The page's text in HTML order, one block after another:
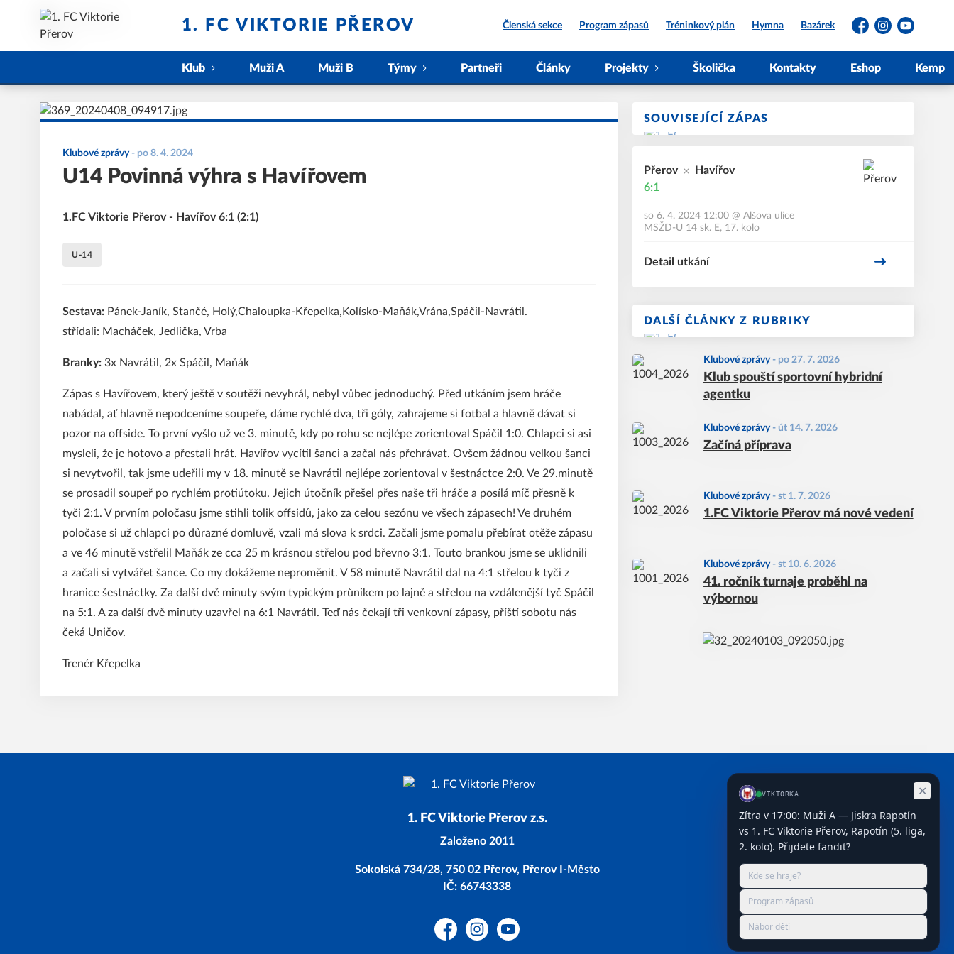
1. FC VIKTORIE PŘEROV Členská sekce Program zápasů Tréninkový plán Hymna Bazárek
FacebookInstagramYouTube
Klub Muži A Muži B Týmy Partneři Články Projekty Školička Kontakty Eshop Kemp
SOUVISEJÍCÍ ZÁPAS
Přerov
Havířov
6:1
so 6. 4. 2024 12:00@ Alšova ulice
MSŽD-U 14 sk. E, 17. kolo
Detail utkání
DALŠÍ ČLÁNKY Z RUBRIKY
Klubové zprávy- po 27. 7. 2026
Klub spouští sportovní hybridní
agentku
Klubové zprávy- út 14. 7. 2026
Začíná příprava
Klubové zprávy- st 1. 7. 2026
1.FC Viktorie Přerov má nové vedení
Klubové zprávy- st 10. 6. 2026
41. ročník turnaje proběhl na
výbornou
Klubové zprávy- po 8. 4. 2024
U14 Povinná výhra s Havířovem
1.FC Viktorie Přerov - Havířov 6:1 (2:1)
U-14
Sestava: Pánek-Janík, Stančé, Holý,Chaloupka-Křepelka,Kolísko-Maňák,Vrána,Spáčil-Navrátil.
střídali: Macháček, Jedlička, Vrba
Branky: 3x Navrátil, 2x Spáčil, Maňák
Zápas s Havířovem, který ještě v soutěži nevyhrál, nebyl vůbec jednoduchý. Před utkáním jsem hráče
nabádal, ať hlavně nepodceníme soupeře, dáme rychlé dva, tři góly, zahrajeme si fotbal a hlavně dávat si
pozor na offside. To první vyšlo už ve 3. minutě, kdy po rohu se nejlépe zorientoval Spáčil 1:0. Chlapci si asi
mysleli, že je hotovo a přestali hrát. Havířov vycítil šanci a začal nás přehrávat. Ovšem žádnou velkou šanci
si nevytvořil, tak jsme udeřili my v 18. minutě se Navrátil nejlépe zorientoval v šestnáctce 2:0. Ve 29.minutě
se prosadil soupeř po rychlém protiútoku. Jejich útočník přešel přes naše tři hráče a posílá míč přesně k
tyči 2:1. V prvním poločasu jsme stihli tolik offsidů, jako za celou sezónu ve všech zápasech! Ve druhém
poločase si už chlapci po důrazné domluvě, vzali má slova k srdci. Začali jsme pomalu přebírat otěže zápasu
a ve 46 minutě vstřelil Maňák ze cca 25 m krásnou střelou pod břevno 3:1. Touto brankou jsme se uklidnili
a začali si vytvářet šance. Co my dokážeme neproměnit. V 58 minutě Navrátil dal na 4:1 střelou k tyči z
hranice šestnáctky. Za další dvě minuty svým typickým průnikem po lajně a střelou na vzdálenější tyč Spáčil
na 5:1. A za další dvě minuty uzavřel na 6:1 Navrátil. Teď nás čekají tři venkovní zápasy, příští sobotu nás
čeká Uničov.
Trenér Křepelka
1. FC Viktorie Přerov z.s.
Založeno 2011
Sokolská 734/28, 750 02 Přerov, Přerov I-Město
IČ: 66743338
FacebookInstagramYouTube